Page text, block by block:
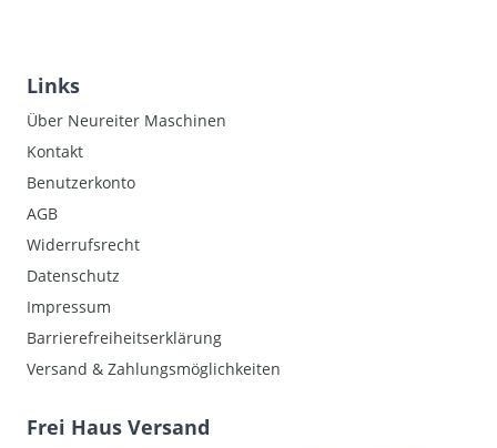
Links
Über Neureiter Maschinen
Kontakt
Benutzerkonto
AGB
Widerrufsrecht
Datenschutz
Impressum
Barrierefreiheitserklärung
Versand & Zahlungsmöglichkeiten
Frei Haus Versand